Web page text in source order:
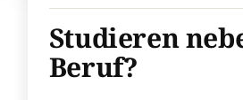
Studieren
Beruf?